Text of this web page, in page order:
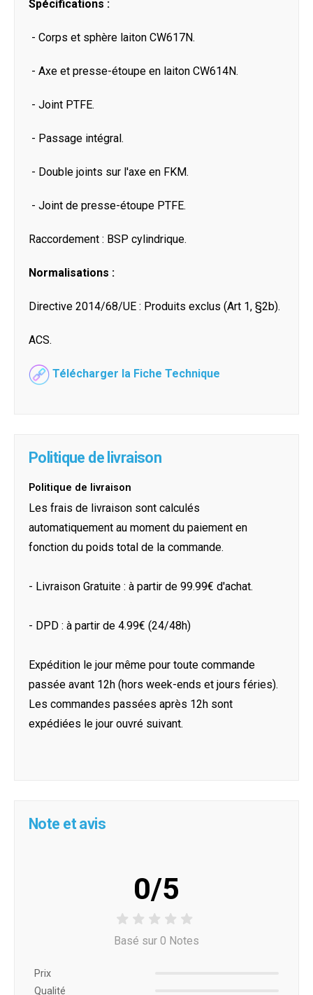
Spécifications :
- Corps et sphère laiton CW617N.
- Axe et presse-étoupe en laiton CW614N.
- Joint PTFE.
- Passage intégral.
- Double joints sur l'axe en FKM.
- Joint de presse-étoupe PTFE.
Raccordement : BSP cylindrique.
Normalisations :
Directive 2014/68/UE : Produits exclus (Art 1, §2b).
ACS.
Télécharger la Fiche Technique
Politique de livraison
Politique de livraison
Les frais de livraison sont calculés
automatiquement au moment du paiement en
fonction du poids total de la commande.
- Livraison Gratuite : à partir de 99.99€ d'achat.
- DPD : à partir de 4.99€ (24/48h)
Expédition le jour même pour toute commande
passée avant 12h (hors week-ends et jours féries).
Les commandes passées après 12h sont
expédiées le jour ouvré suivant.
Note et avis
0/5
Basé sur 0 Notes
Prix ​​
Qualité